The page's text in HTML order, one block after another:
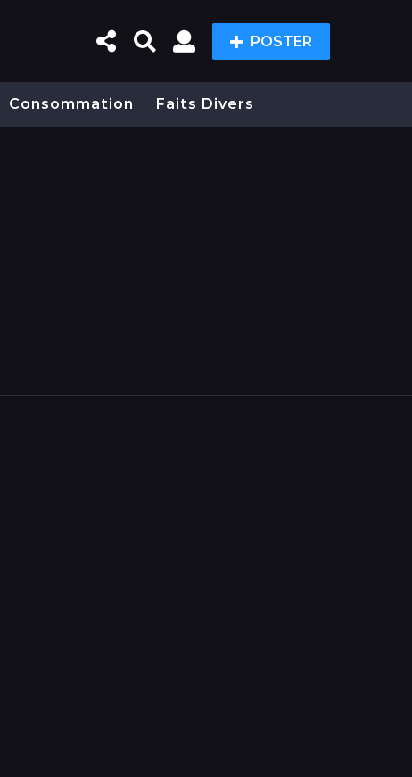
POSTER
Consommation Faits Divers